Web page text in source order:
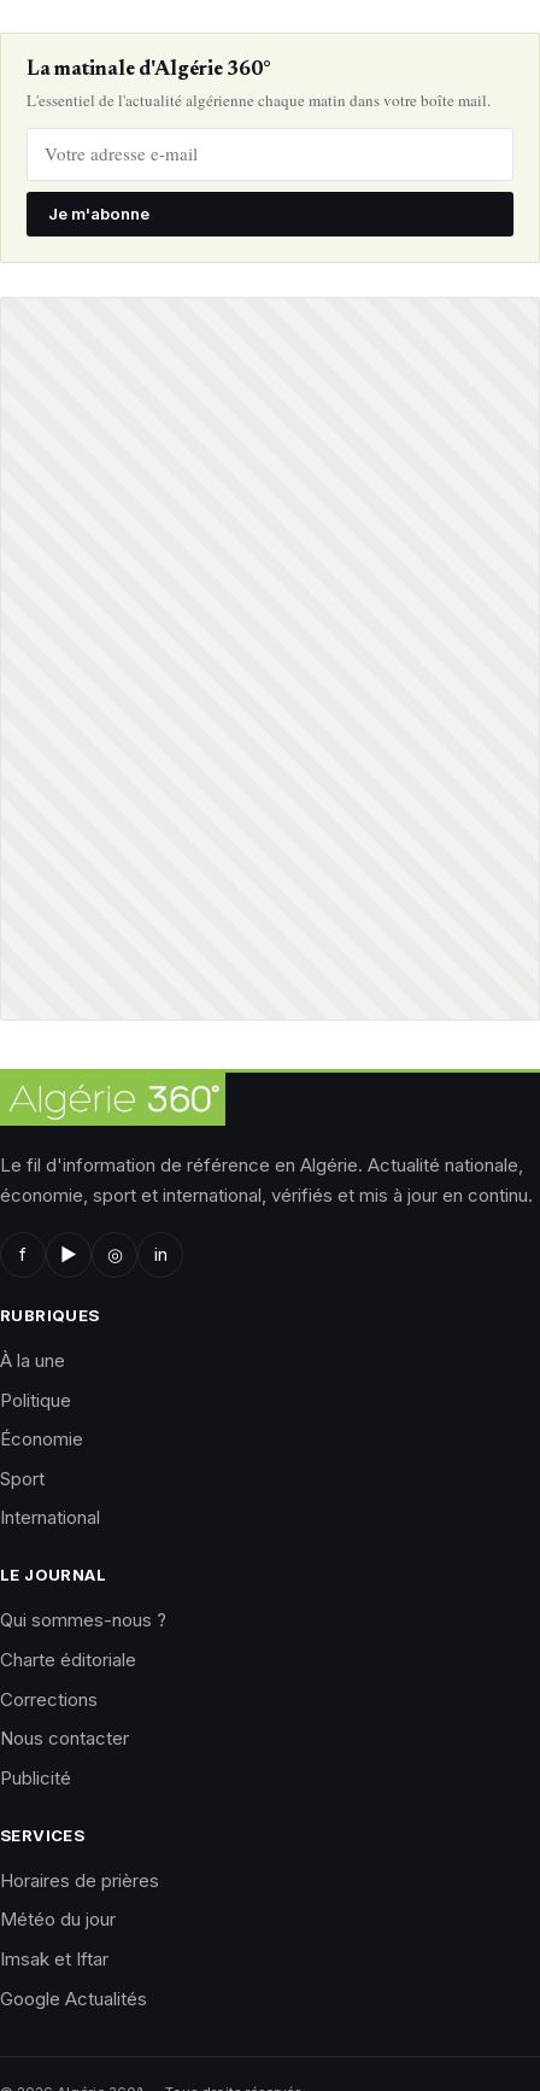
La matinale d'Algérie 360°
L'essentiel de l'actualité algérienne chaque matin dans votre boîte mail.
Je m'abonne
Le fil d'information de référence en Algérie. Actualité nationale,
économie, sport et international, vérifiés et mis à jour en continu.
f ▶ ◎ in
RUBRIQUES
À la une
Politique
Économie
Sport
International
LE JOURNAL
Qui sommes-nous ?
Charte éditoriale
Corrections
Nous contacter
Publicité
SERVICES
Horaires de prières
Météo du jour
Imsak et Iftar
Google Actualités